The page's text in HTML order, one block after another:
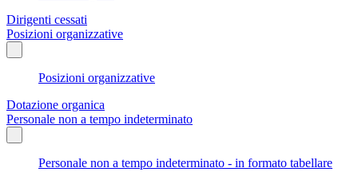
Dirigenti cessati
Posizioni organizzative
Posizioni organizzative
Dotazione organica
Personale non a tempo indeterminato
Personale non a tempo indeterminato - in formato tabellare